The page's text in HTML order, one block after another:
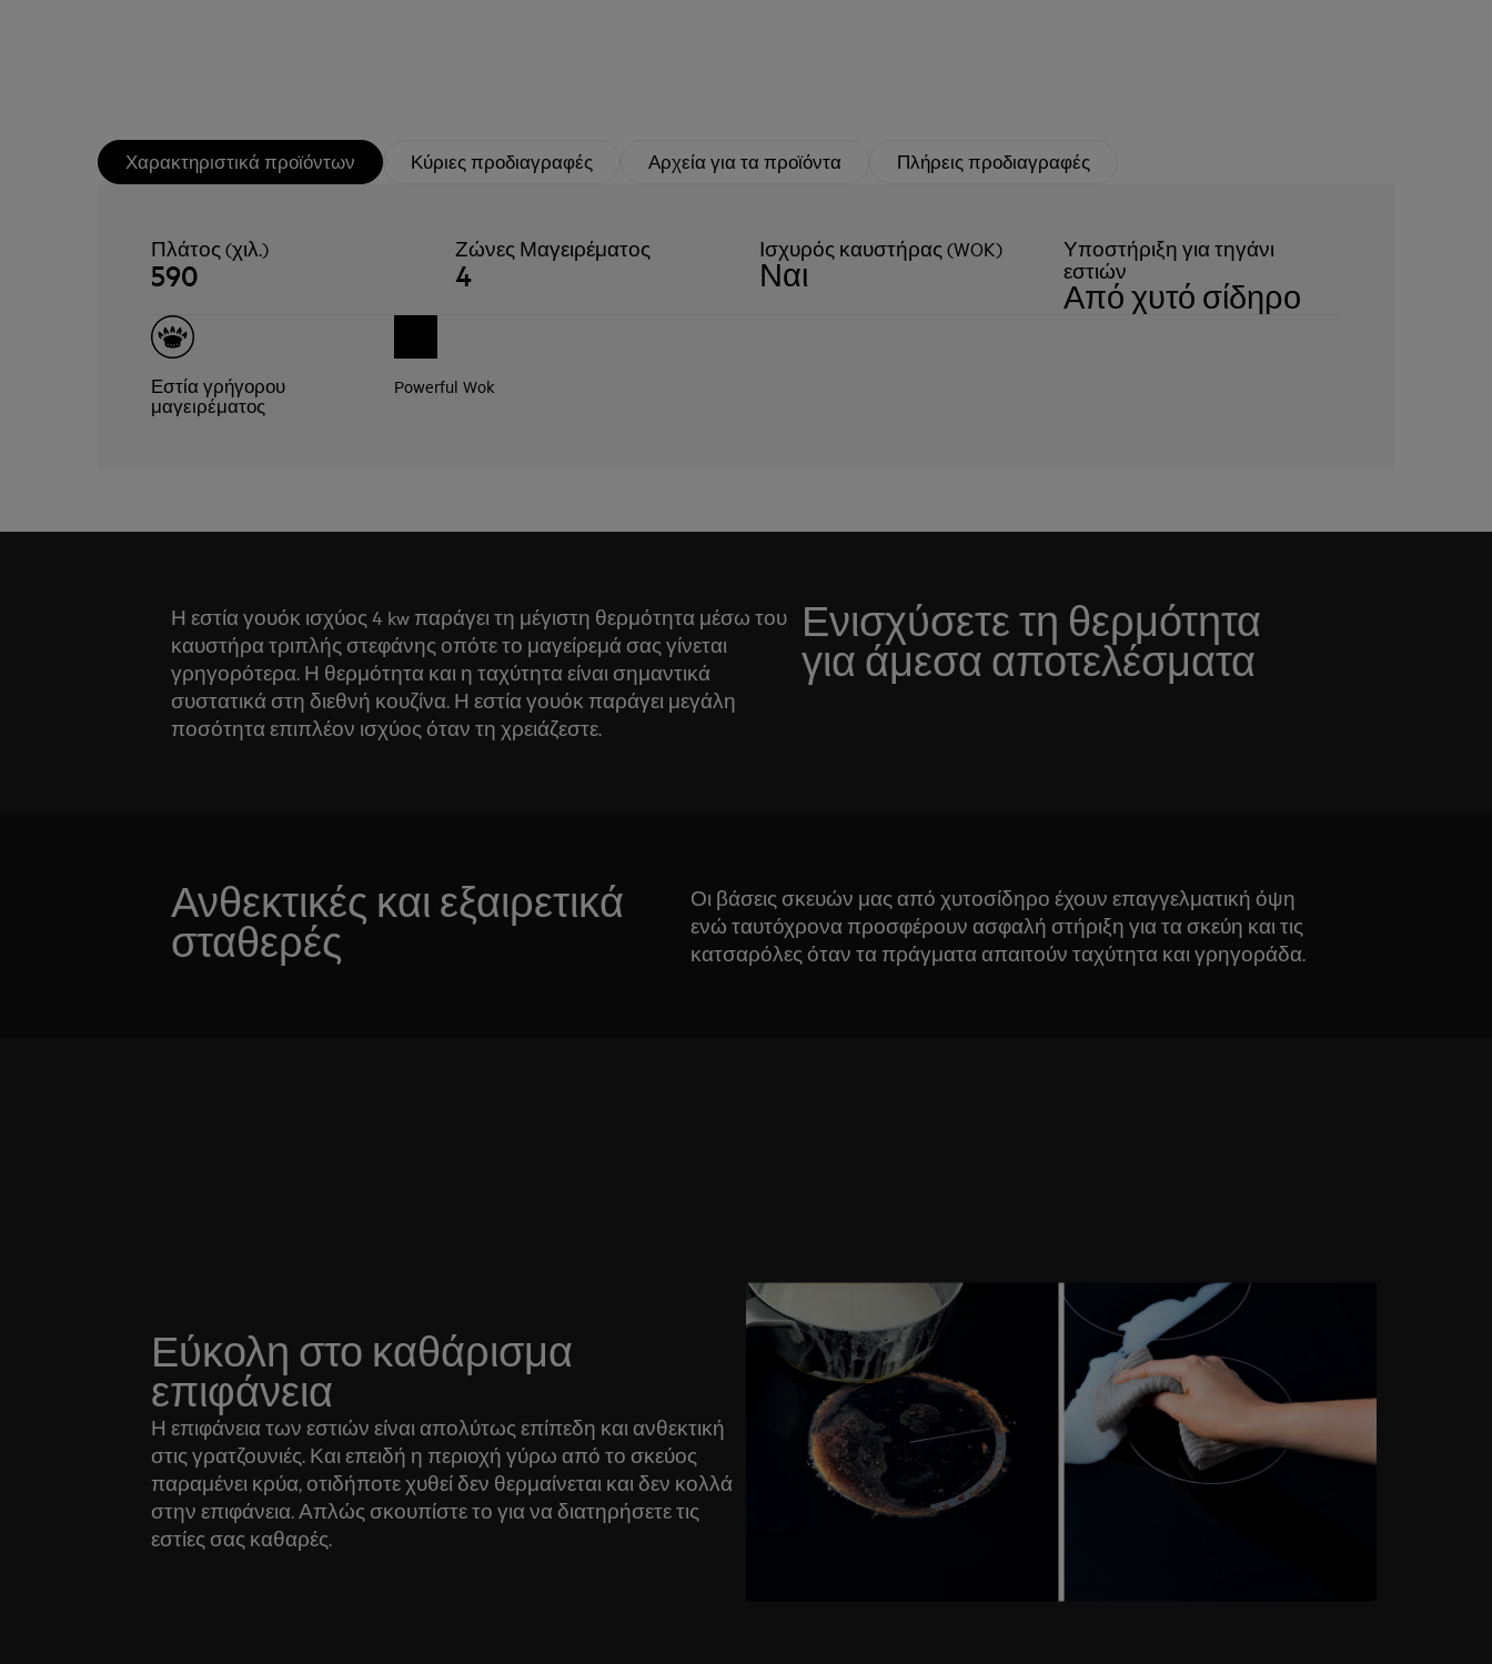
Χαρακτηριστικά προϊόντων Κύριες προδιαγραφές Αρχεία για τα προϊόντα Πλήρεις προδιαγραφές
Πλάτος (χιλ.)
590
Ζώνες Μαγειρέματος
4
Ισχυρός καυστήρας (WOK)
Ναι
Υποστήριξη για τηγάνι
εστιών
Από χυτό σίδηρο
Εστία γρήγορου
μαγειρέματος
Powerful Wok
Ενισχύσετε τη θερμότητα
για άμεσα αποτελέσματα
Η εστία γουόκ ισχύος 4 kw παράγει τη μέγιστη θερμότητα μέσω του
καυστήρα τριπλής στεφάνης οπότε το μαγείρεμά σας γίνεται
γρηγορότερα. Η θερμότητα και η ταχύτητα είναι σημαντικά
συστατικά στη διεθνή κουζίνα. Η εστία γουόκ παράγει μεγάλη
ποσότητα επιπλέον ισχύος όταν τη χρειάζεστε.
Ανθεκτικές και εξαιρετικά
σταθερές
Οι βάσεις σκευών μας από χυτοσίδηρο έχουν επαγγελματική όψη
ενώ ταυτόχρονα προσφέρουν ασφαλή στήριξη για τα σκεύη και τις
κατσαρόλες όταν τα πράγματα απαιτούν ταχύτητα και γρηγοράδα.
Εύκολη στο καθάρισμα
επιφάνεια
Η επιφάνεια των εστιών είναι απολύτως επίπεδη και ανθεκτική
στις γρατζουνιές. Και επειδή η περιοχή γύρω από το σκεύος
παραμένει κρύα, οτιδήποτε χυθεί δεν θερμαίνεται και δεν κολλά
στην επιφάνεια. Απλώς σκουπίστε το για να διατηρήσετε τις
εστίες σας καθαρές.